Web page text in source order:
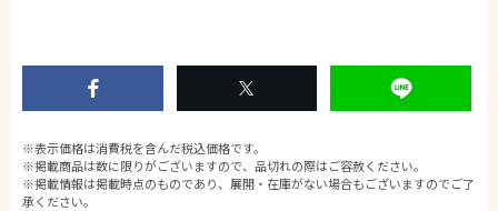
※表示価格は消費税を含んだ税込価格です。
※掲載商品は数に限りがございますので、品切れの際はご容赦ください。
※掲載情報は掲載時点のものであり、展開・在庫がない場合もございますのでご了
承ください。